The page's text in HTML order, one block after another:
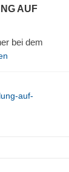
AUF
bei dem
auf-